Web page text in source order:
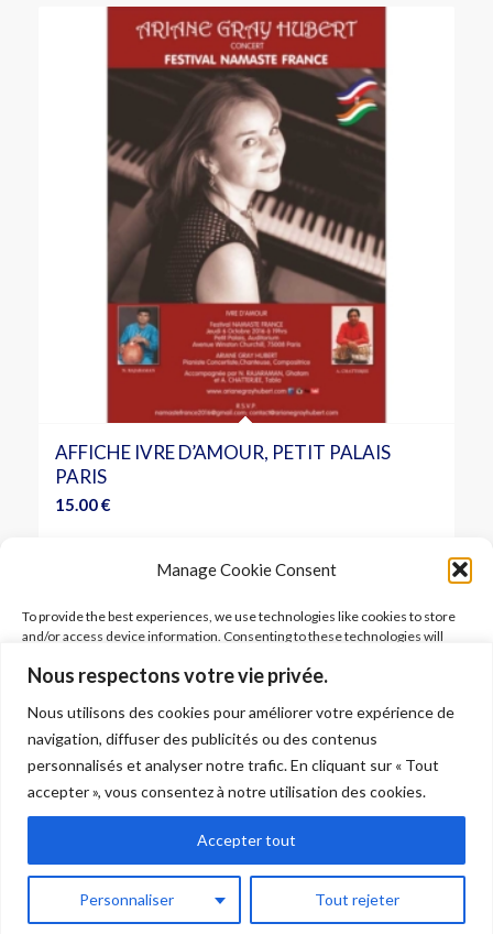
Nous respectons votre vie privée.
Nous utilisons des cookies pour améliorer votre expérience de
navigation, diffuser des publicités ou des contenus
personnalisés et analyser notre trafic. En cliquant sur « Tout
accepter », vous consentez à notre utilisation des cookies.
Personnaliser Tout rejeter
Accepter tout
Manage Cookie Consent
To provide the best experiences, we use technologies like cookies to store
and/or access device information. Consenting to these technologies will
Not consenting or withdrawing consent, may adversely affect certain
Accept
AFFICHE IVRE D’AMOUR, PETIT PALAIS
PARIS
15.00€
Ajouter au panier Voir les détails
© 2026 Ariane Gray Hubert. All rights reserved. Pictures © Ariane Gray
Hubert –Legal–Terms of use–Shipping–Data policy